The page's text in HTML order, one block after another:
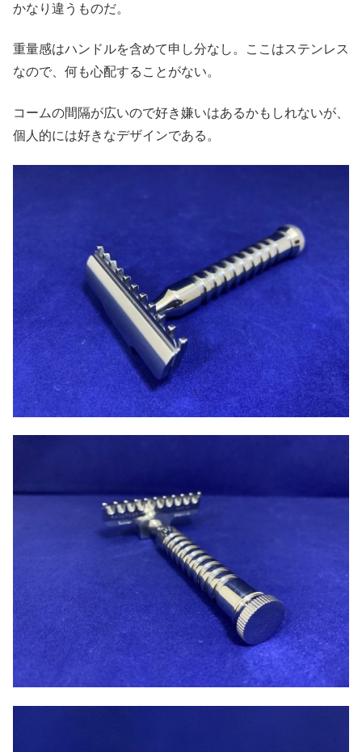
かなり違うものだ。
重量感はハンドルを含めて申し分なし。ここはステンレス
なので、何も心配することがない。
コームの間隔が広いので好き嫌いはあるかもしれないが、
個人的には好きなデザインである。